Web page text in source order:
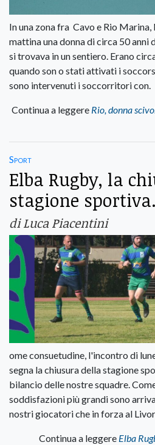
In una zona fra Cavo e Rio
mattina una donna di circa 50 anni
si trovava in un sentiero. Erano
quando son o stati attivati i
sono intervenuti i soccorritori con.
Continua a leggere Rio, donna
Sport
Elba Rugby, la
stagione
di Luca Piacentini
ome consuetudine, l'incontro di
segna la chiusura della stagione
bilancio delle nostre squadre.
soddisfazioni più grandi sono
nostri giocatori che in forza al
Continua a leggere Elba